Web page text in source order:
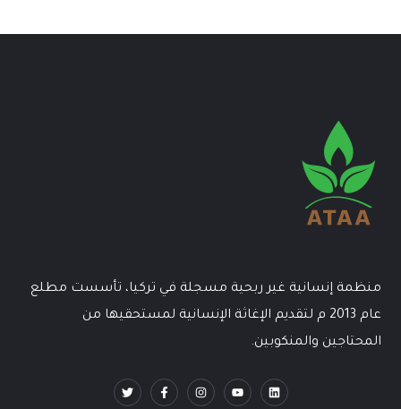
منظمة إنسانية غير ربحية مسجلة في تركيا، تأسست مطلع
عام 2013 م لتقديم الإغاثة الإنسانية لمستحقيها من
المحتاجين والمنكوبين.